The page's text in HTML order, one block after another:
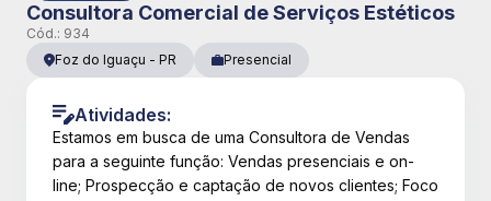
Consultora Comercial de Serviços Estéticos
Cód.: 934
Foz do Iguaçu - PR Presencial
Atividades:
Estamos em busca de uma Consultora de Vendas
para a seguinte função: Vendas presenciais e on-
line; Prospecção e captação de novos clientes; Foco